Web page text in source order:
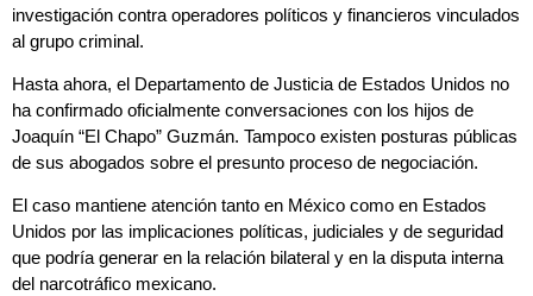
investigación contra operadores políticos y financieros vinculados
al grupo criminal.
Hasta ahora, el Departamento de Justicia de Estados Unidos no
ha confirmado oficialmente conversaciones con los hijos de
Joaquín “El Chapo” Guzmán. Tampoco existen posturas públicas
de sus abogados sobre el presunto proceso de negociación.
El caso mantiene atención tanto en México como en Estados
Unidos por las implicaciones políticas, judiciales y de seguridad
que podría generar en la relación bilateral y en la disputa interna
del narcotráfico mexicano.